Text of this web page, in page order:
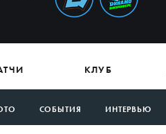
КЛУБ
СОБЫТИЯ ИНТЕРВЬЮ